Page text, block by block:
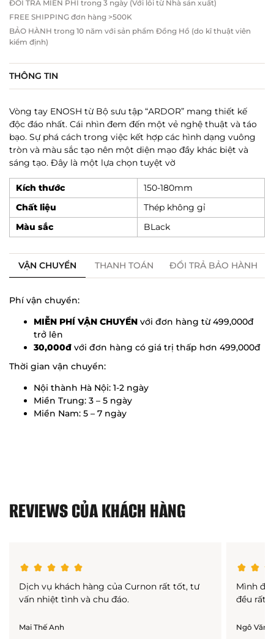
ĐỔI TRẢ MIỄN PHÍ trong 3 ngày (Với lỗi từ Nhà sản xuất)
FREE SHIPPING đơn hàng >500K
BẢO HÀNH trong 10 năm với sản phẩm Đồng Hồ (do kĩ thuật viên
kiểm định)
THÔNG TIN
Vòng tay ENOSH từ Bộ sưu tập “ARDOR” mang thiết kế
độc đáo nhất. Cái nhìn đem đến một vẻ nghệ thuật và táo
bạo. Sự phá cách trong việc kết hợp các hình dạng vuông
tròn và màu sắc tạo nên một diện mạo đầy khác biệt và
sáng tạo. Đây là một lựa chọn tuyệt vờ
Kích thước
150-180mm
Chất liệu
Thép không gỉ
Màu sắc
BLack
VẬN CHUYỂN THANH TOÁN ĐỔI TRẢ BẢO HÀNH
Phí vận chuyển:
MIỄN PHÍ VẬN CHUYỂN với đơn hàng từ 499,000đ
trở lên
30,000đ với đơn hàng có giá trị thấp hơn 499,000đ
Thời gian vận chuyển:
Nội thành Hà Nội: 1-2 ngày
Miền Trung: 3 – 5 ngày
Miền Nam: 5 – 7 ngày
REVIEWS CỦA KHÁCH HÀNG
Dịch vụ khách hàng của Curnon rất tốt, tư
vấn nhiệt tình và chu đáo.
Mai Thế Anh
Mình đã
đều rất
Ngô Văn